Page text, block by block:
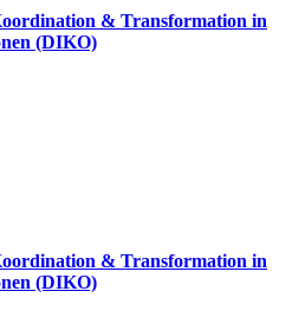
& Transformation in
(DIKO)
& Transformation in
(DIKO)